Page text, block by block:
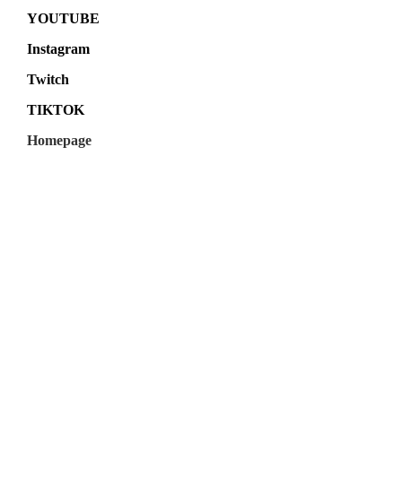
YOUTUBE
Instagram
Twitch
TIKTOK
Homepage